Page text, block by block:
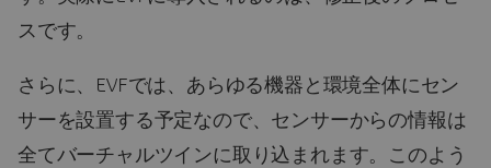
スです。
さらに、EVFでは、あらゆる機器と環境全体にセン
サーを設置する予定なので、センサーからの情報は
全てバーチャルツインに取り込まれます。このよう